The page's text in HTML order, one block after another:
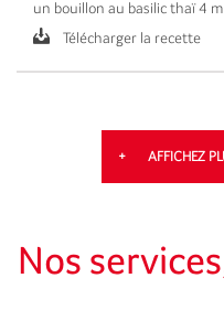
un bouillon au basilic thaï 4
Télécharger la recette
AFFICHEZ
Nos